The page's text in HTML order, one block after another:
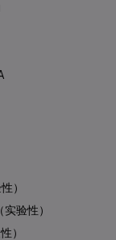
）
验性）
）